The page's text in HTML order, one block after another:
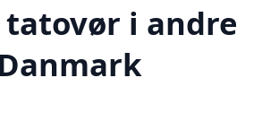
tatovør i andre